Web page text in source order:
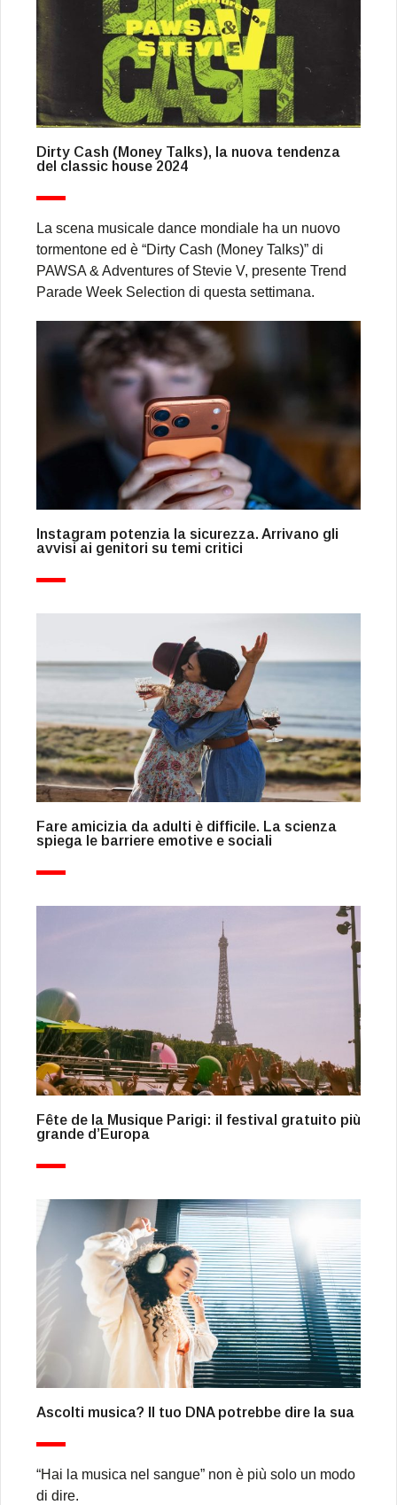
Dirty Cash (Money Talks), la nuova tendenza
del classic house 2024
La scena musicale dance mondiale ha un nuovo
tormentone ed è “Dirty Cash (Money Talks)” di
PAWSA & Adventures of Stevie V, presente Trend
Parade Week Selection di questa settimana.
Instagram potenzia la sicurezza. Arrivano gli
avvisi ai genitori su temi critici
Fare amicizia da adulti è difficile. La scienza
spiega le barriere emotive e sociali
Fête de la Musique Parigi: il festival gratuito più
grande d’Europa
Ascolti musica? Il tuo DNA potrebbe dire la sua
“Hai la musica nel sangue” non è più solo un modo
di dire.